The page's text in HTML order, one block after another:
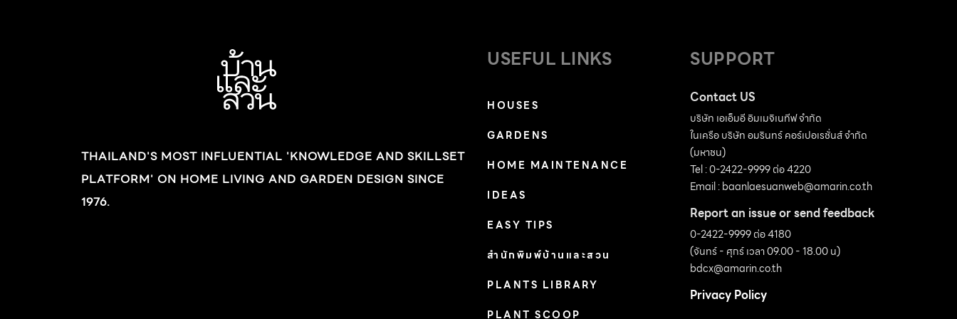
กระเป๋ากันหนักแน่นอน แต่โฮมโปรพร้อมเผย
เทคนิคลับทั้งหมดเกี่ยวกับหลักฮวงจุ้ยในปีกุน ให้
เลือกปฏิบัติตามแบบฟรี ๆ ฮวงจุ้ยปีกุน เลขนำโชค :
4, 6, 8 สีนำโชค : แดง, ชมพู, ส้ม, ขาว, ทอง ไอเท
นาฬิกากรอบทองสุดเก๋ เติมความเฮงให้
เครื่องดื่มด้วยไอเทมส์สีแดง คลิกเพื่ออ่าน
ข้อมูล คลิกเพื่อ
THAILAND'S MOST INFLUENTIAL 'KNOWLEDGE AND SKILLSET
PLATFORM' ON HOME LIVING AND GARDEN DESIGN SINCE
1976.
USEFUL LINKS
HOUSES
GARDENS
HOME MAINTENANCE
IDEAS
EASY TIPS
สำนักพิมพ์บ้านและสวน
PLANTS LIBRARY
PLANT SCOOP
SUPPORT
Contact US
บริษัท เอเอ็มอี อิมเมจิเนทีฟ จำกัด
ในเครือ บริษัท อมรินทร์ คอร์เปอเรชั่นส์ จำกัด
(มหาชน)
Tel : 0-2422-9999 ต่อ 4220
Email :baanlaesuanweb@amarin.co.th
Report an issue or send feedback
0-2422-9999 ต่อ 4180
(จันทร์ - ศุกร์ เวลา 09.00 - 18.00 น)
bdcx@amarin.co.th
Privacy Policy